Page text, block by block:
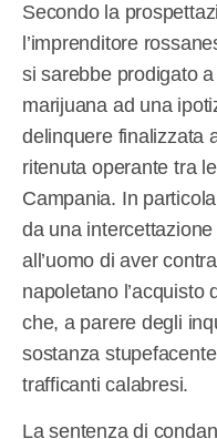
Secondo la
l’imprenditore
si sarebbe prodigato
marijuana ad una
delinquere finalizzata
ritenuta operante tra
Campania. In
da una
all’uomo di aver
napoletano l’acquisto
che, a parere degli
sostanza
trafficanti calabresi.
La sentenza di